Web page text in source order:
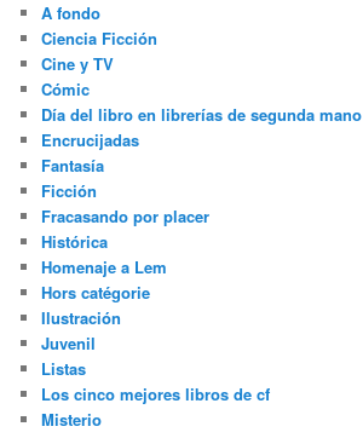
A fondo
Ciencia Ficción
Cine y TV
Cómic
Día del libro en librerías de segunda mano
Encrucijadas
Fantasía
Ficción
Fracasando por placer
Histórica
Homenaje a Lem
Hors catégorie
Ilustración
Juvenil
Listas
Los cinco mejores libros de cf
Misterio